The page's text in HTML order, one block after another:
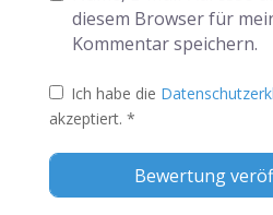
diesem Browser für
Kommentar speichern.
Ich habe die
akzeptiert. *